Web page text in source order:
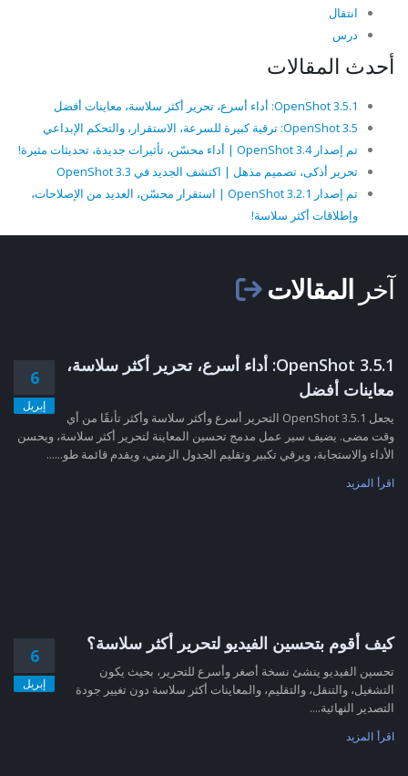
انتقال
درس
أحدث المقالات
OpenShot 3.5.1: أداء أسرع، تحرير أكثر سلاسة، معاينات أفضل
OpenShot 3.5: ترقية كبيرة للسرعة، الاستقرار، والتحكم الإبداعي
تم إصدار OpenShot 3.4 | أداء محسّن، تأثيرات جديدة، تحديثات مثيرة!
تحرير أذكى، تصميم مذهل | اكتشف الجديد في OpenShot 3.3
تم إصدار OpenShot 3.2.1 | استقرار محسّن، العديد من الإصلاحات،
وإطلاقات أكثر سلاسة!
آخر المقالات
6
إبريل
OpenShot 3.5.1: أداء أسرع، تحرير أكثر سلاسة،
معاينات أفضل
يجعل OpenShot 3.5.1 التحرير أسرع وأكثر سلاسة وأكثر تأنقًا من أي
وقت مضى. يضيف سير عمل مدمج تحسين المعاينة لتحرير أكثر سلاسة، ويحسن
الأداء والاستجابة، ويرقي تكبير وتقليم الجدول الزمني، ويقدم قائمة طو......
اقرأ المزيد
6
إبريل
كيف أقوم بتحسين الفيديو لتحرير أكثر سلاسة؟
تحسين الفيديو ينشئ نسخة أصغر وأسرع للتحرير، بحيث يكون
التشغيل، والتنقل، والتقليم، والمعاينات أكثر سلاسة دون تغيير جودة
التصدير النهائية....
اقرأ المزيد